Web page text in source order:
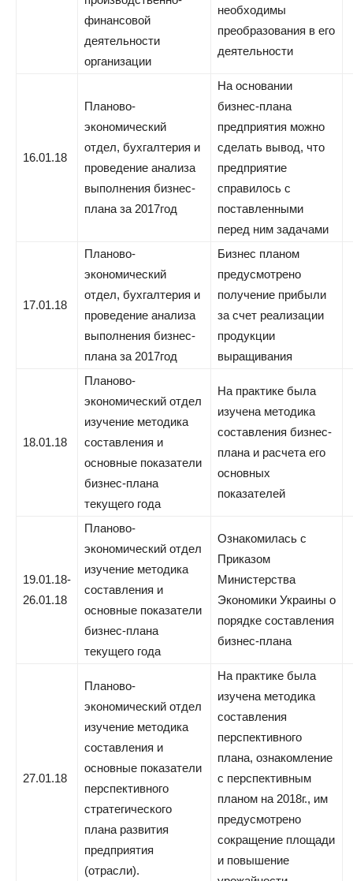
финансовой
деятельности
организации
необходимы
преобразования в его
деятельности
16.01.18
Планово-
экономический
отдел, бухгалтерия и
проведение анализа
выполнения бизнес-
плана за 2017год
На основании
бизнес-плана
предприятия можно
сделать вывод, что
предприятие
справилось с
поставленными
перед ним задачами
17.01.18
Планово-
экономический
отдел, бухгалтерия и
проведение анализа
выполнения бизнес-
плана за 2017год
Бизнес планом
предусмотрено
получение прибыли
за счет реализации
продукции
выращивания
18.01.18
Планово-
экономический отдел
изучение методика
составления и
основные показатели
бизнес-плана
текущего года
На практике была
изучена методика
составления бизнес-
плана и расчета его
основных
показателей
19.01.18-
26.01.18
Планово-
экономический отдел
изучение методика
составления и
основные показатели
бизнес-плана
текущего года
Ознакомилась с
Приказом
Министерства
Экономики Украины о
порядке составления
бизнес-плана
27.01.18
Планово-
экономический отдел
изучение методика
составления и
основные показатели
перспективного
стратегического
плана развития
предприятия
(отрасли).
На практике была
изучена методика
составления
перспективного
плана, ознакомление
с перспективным
планом на 2018г., им
предусмотрено
сокращение площади
и повышение